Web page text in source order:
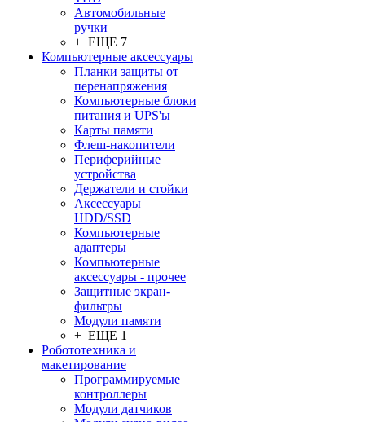
Автомобильные
ручки
+ ЕЩЕ 7
Компьютерные аксессуары
Планки защиты от
перенапряжения
Компьютерные блоки
питания и UPS'ы
Карты памяти
Флеш-накопители
Периферийные
устройства
Держатели и стойки
Аксессуары
HDD/SSD
Компьютерные
адаптеры
Компьютерные
аксессуары - прочее
Защитные экран-
фильтры
Модули памяти
+ ЕЩЕ 1
Робототехника и
макетирование
Программируемые
контроллеры
Модули датчиков